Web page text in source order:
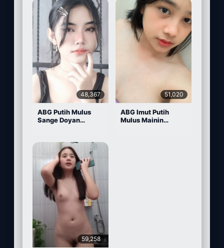
48,367
ABG Putih Mulus
Sange Doyan
51,020
ABG Imut Putih
Mulus Mainin
59,258